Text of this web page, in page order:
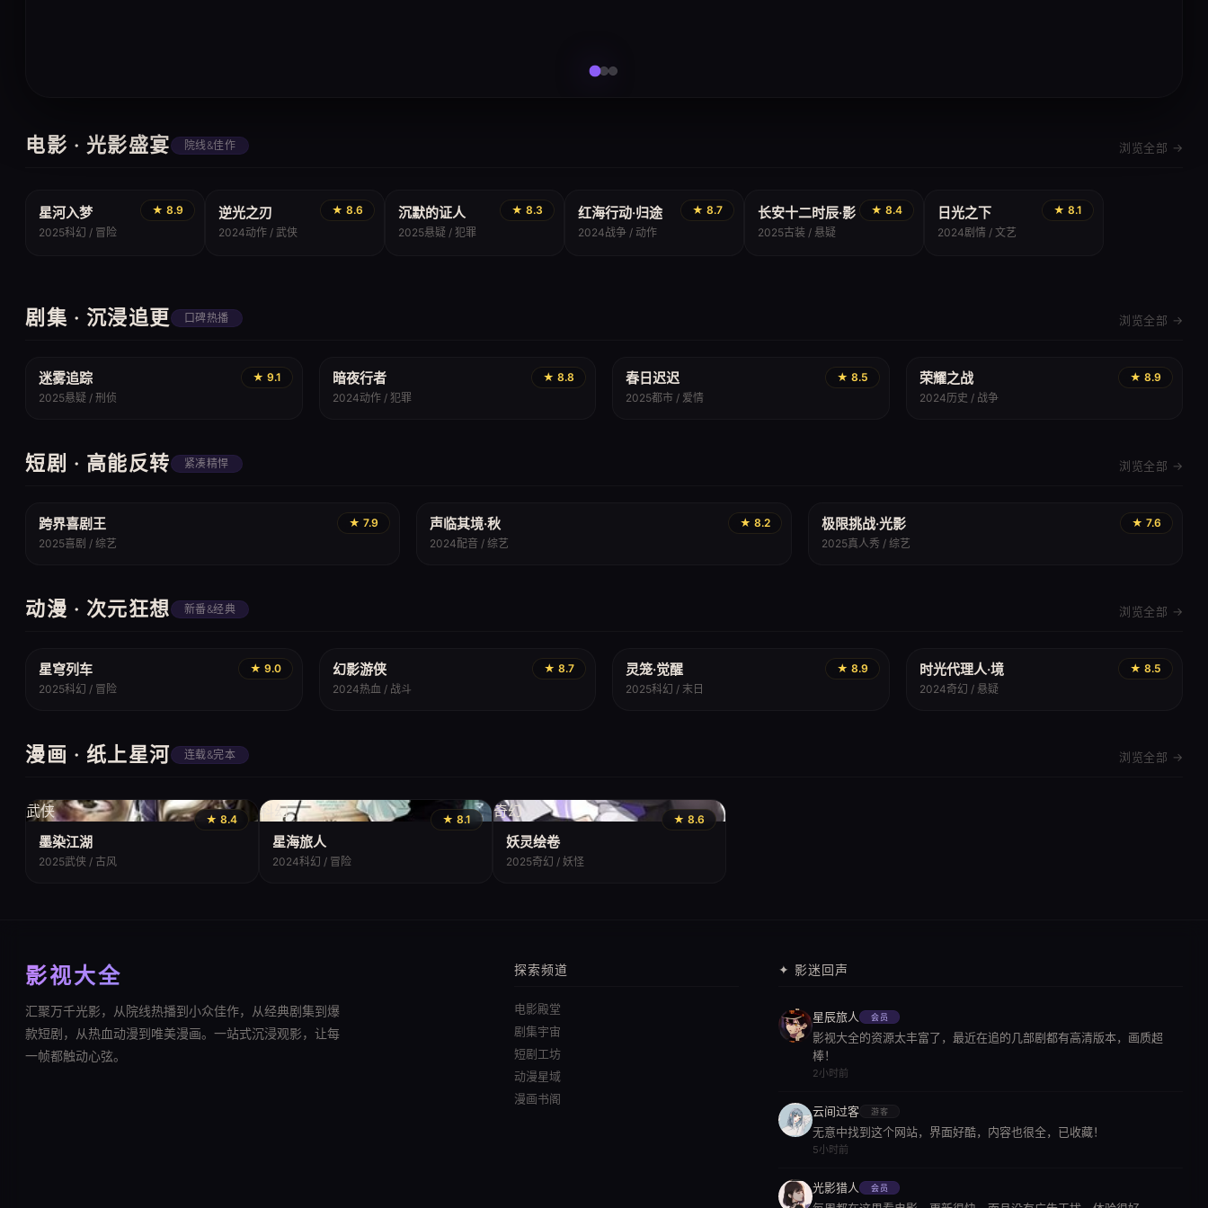
电影 · 光影盛宴 院线&佳作 浏览全部 →
★ 8.9
星河入梦
2025科幻 / 冒险
★ 8.6
逆光之刃
2024动作 / 武侠
★ 8.3
沉默的证人
2025悬疑 / 犯罪
★ 8.7
红海行动·归途
2024战争 / 动作
★ 8.4
长安十二时辰·影
2025古装 / 悬疑
★ 8.1
日光之下
2024剧情 / 文艺
剧集 · 沉浸追更 口碑热播 浏览全部 →
★ 9.1
迷雾追踪
2025悬疑 / 刑侦
★ 8.8
暗夜行者
2024动作 / 犯罪
★ 8.5
春日迟迟
2025都市 / 爱情
★ 8.9
荣耀之战
2024 历史 / 战争
短剧 · 高能反转 紧凑精悍 浏览全部 →
★ 7.9
跨界喜剧王
2025喜剧 / 综艺
★ 8.2
声临其境·秋
2024配音 / 综艺
★ 7.6
极限挑战·光影
2025真人秀 / 综艺
动漫 · 次元狂想 新番&经典 浏览全部 →
★ 9.0
星穹列车
2025科幻 / 冒险
★ 8.7
幻影游侠
2024热血 / 战斗
★ 8.9
灵笼·觉醒
2025科幻 / 末日
★ 8.5
时光代理人·境
2024奇幻 / 悬疑
漫画 · 纸上星河 连载&完本 浏览全部 →
★ 8.4
武侠
墨染江湖
2025武侠 / 古风
★ 8.1
科幻
星海旅人
2024科幻 / 冒险
★ 8.6
奇幻
妖灵绘卷
2025奇幻 / 妖怪
影视大全
汇聚万千光影，从院线热播到小众佳作，从经典剧集到爆
款短剧，从热血动漫到唯美漫画。一站式沉浸观影，让每
一帧都触动心弦。
探索频道
电影殿堂
剧集宇宙
短剧工坊
动漫星域
漫画书阁
✦ 影迷回声
星辰旅人 会员
影视大全的资源太丰富了，最近在追的几部剧都有高清版本，画质超
棒！
2小时前
云间过客 游客
无意中找到这个网站，界面好酷，内容也很全，已收藏！
5小时前
光影猎人 会员